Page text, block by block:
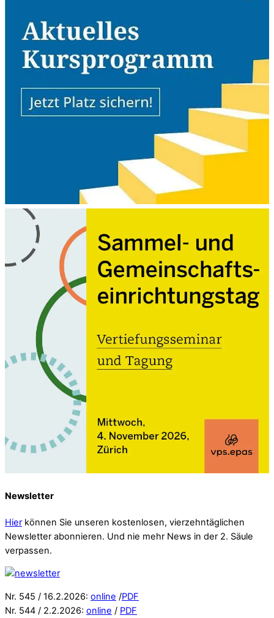
Newsletter
Hier können Sie unseren kostenlosen, vierzehntäglichen
Newsletter abonnieren. Und nie mehr News in der 2. Säule
verpassen.
Nr. 545 / 16.2.2026: online /PDF
Nr. 544 / 2.2.2026: online / PDF